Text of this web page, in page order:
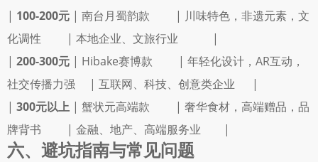
| 100-200元 | 南台月蜀韵款         | 川味特色，非遗元素，文
化调性         | 本地企业、文旅行业            |
| 200-300元 | Hibake赛博款         | 年轻化设计，AR互动，
社交传播力强     | 互联网、科技、创意类企业      |
| 300元以上 | 蟹状元高端款         | 奢华食材，高端赠品，品
牌背书         | 金融、地产、高端服务业        |
六、避坑指南与常见问题